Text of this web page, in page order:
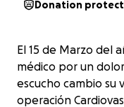
Donation
El 15 de Marzo del
médico por un
escucho cambio su
operación